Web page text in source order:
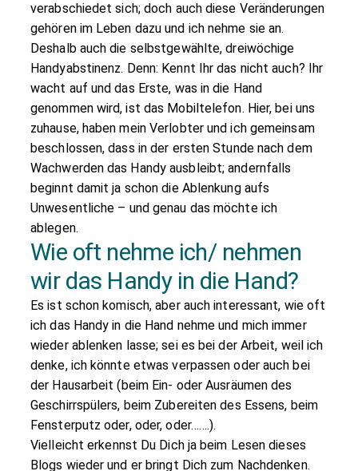
verabschiedet sich; doch auch diese Veränderungen
gehören im Leben dazu und ich nehme sie an.
Deshalb auch die selbstgewählte, dreiwöchige
Handyabstinenz. Denn: Kennt Ihr das nicht auch? Ihr
wacht auf und das Erste, was in die Hand
genommen wird, ist das Mobiltelefon. Hier, bei uns
zuhause, haben mein Verlobter und ich gemeinsam
beschlossen, dass in der ersten Stunde nach dem
Wachwerden das Handy ausbleibt; andernfalls
beginnt damit ja schon die Ablenkung aufs
Unwesentliche – und genau das möchte ich
ablegen.
Wie oft nehme ich/ nehmen
wir das Handy in die Hand?
Es ist schon komisch, aber auch interessant, wie oft
ich das Handy in die Hand nehme und mich immer
wieder ablenken lasse; sei es bei der Arbeit, weil ich
denke, ich könnte etwas verpassen oder auch bei
der Hausarbeit (beim Ein- oder Ausräumen des
Geschirrspülers, beim Zubereiten des Essens, beim
Fensterputz oder, oder, oder…….).
Vielleicht erkennst Du Dich ja beim Lesen dieses
Blogs wieder und er bringt Dich zum Nachdenken.